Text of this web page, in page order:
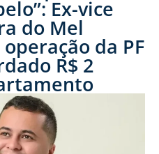
Ex-vice
do Mel
da PF
R$ 2